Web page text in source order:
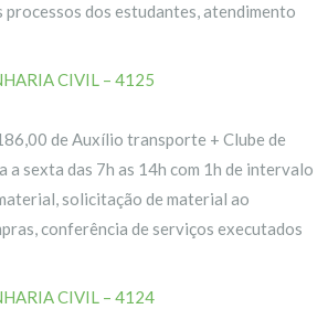
processos dos estudantes, atendimento
CIVIL – 4125
de Auxílio transporte + Clube de
a sexta das 7h as 14h com 1h de intervalo
solicitação de material ao
conferência de serviços executados
CIVIL – 4124